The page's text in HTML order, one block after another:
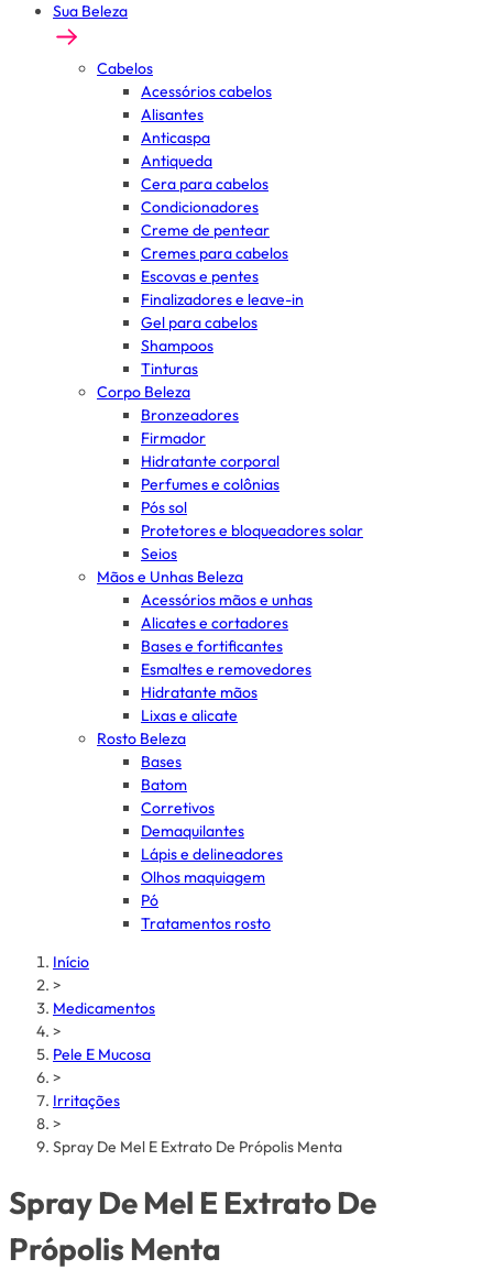
Sua Beleza
Cabelos
Acessórios cabelos
Alisantes
Anticaspa
Antiqueda
Cera para cabelos
Condicionadores
Creme de pentear
Cremes para cabelos
Escovas e pentes
Finalizadores e leave-in
Gel para cabelos
Shampoos
Tinturas
Corpo Beleza
Bronzeadores
Firmador
Hidratante corporal
Perfumes e colônias
Pós sol
Protetores e bloqueadores solar
Seios
Mãos e Unhas Beleza
Acessórios mãos e unhas
Alicates e cortadores
Bases e fortificantes
Esmaltes e removedores
Hidratante mãos
Lixas e alicate
Rosto Beleza
Bases
Batom
Corretivos
Demaquilantes
Lápis e delineadores
Olhos maquiagem
Pó
Tratamentos rosto
Início
>
Medicamentos
>
Pele E Mucosa
>
Irritações
>
Spray De Mel E Extrato De Própolis Menta
Spray De Mel E Extrato De
Própolis Menta